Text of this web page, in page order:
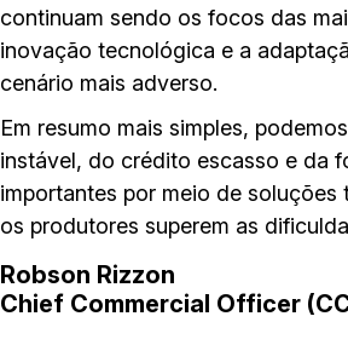
continuam sendo os focos das
inovação tecnológica e a
cenário mais adverso.
Em resumo mais simples,
instável, do crédito escasso e da
importantes por meio de
os produtores superem as
Robson Rizzon
Chief Commercial Officer